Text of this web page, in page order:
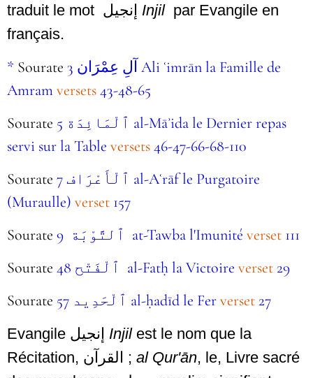
traduit le mot إنجيل Injilpar Evangile en
français.
* Sourate 3 آلِ عِمْرَان Ali ʿimrān la Famille de
Amramversets43-48-65
Sourate 5 ٱلْمَائِدَة al-Māʾida le Dernier repas
servi sur la Table versets46-47-66-68-110
Sourate 7 ٱلْأَعْرَاف al-Aʿrāf le Purgatoire
(Muraulle) verset 157
Sourate
9 ٱلتَّوْبَة at-Tawba l'Imunité verset 111
Sourate
48 ٱلْفَتْح al-Fatḥ la Victoire verset 29
Sourate
57 ٱلْحَدِيد al-ḥadīd le Ferverset 27
Evangile إنجيل Injil est le nom que la
Récitation, القرآن ; al Qur'ān, le, Livre sacré